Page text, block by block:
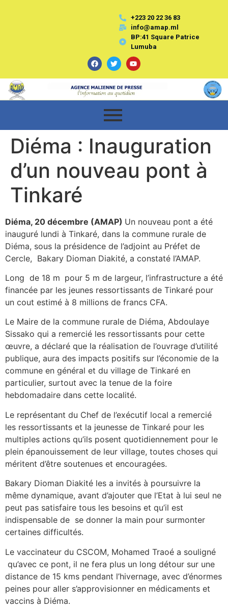
+223 20 22 36 83
info@amap.ml
BP:41 Square Patrice
Lumuba
Diéma : Inauguration
d’un nouveau pont à
Tinkaré
Diéma, 20 décembre (AMAP) Un nouveau pont a été
inauguré lundi à Tinkaré, dans la commune rurale de
Diéma, sous la présidence de l’adjoint au Préfet de
Cercle, Bakary Dioman Diakité, a constaté l’AMAP.
Long de 18 m pour 5 m de largeur, l’infrastructure a été
financée par les jeunes ressortissants de Tinkaré pour
un cout estimé à 8 millions de francs CFA.
Le Maire de la commune rurale de Diéma, Abdoulaye
Sissako qui a remercié les ressortissants pour cette
œuvre, a déclaré que la réalisation de l’ouvrage d’utilité
publique, aura des impacts positifs sur l’économie de la
commune en général et du village de Tinkaré en
particulier, surtout avec la tenue de la foire
hebdomadaire dans cette localité.
Le représentant du Chef de l’exécutif local a remercié
les ressortissants et la jeunesse de Tinkaré pour les
multiples actions qu’ils posent quotidiennement pour le
plein épanouissement de leur village, toutes choses qui
méritent d’être soutenues et encouragées.
Bakary Dioman Diakité les a invités à poursuivre la
même dynamique, avant d’ajouter que l’Etat à lui seul ne
peut pas satisfaire tous les besoins et qu’il est
indispensable de se donner la main pour surmonter
certaines difficultés.
Le vaccinateur du CSCOM, Mohamed Traoé a souligné
qu’avec ce pont, il ne fera plus un long détour sur une
distance de 15 kms pendant l’hivernage, avec d’énormes
peines pour aller s’approvisionner en médicaments et
vaccins à Diéma.